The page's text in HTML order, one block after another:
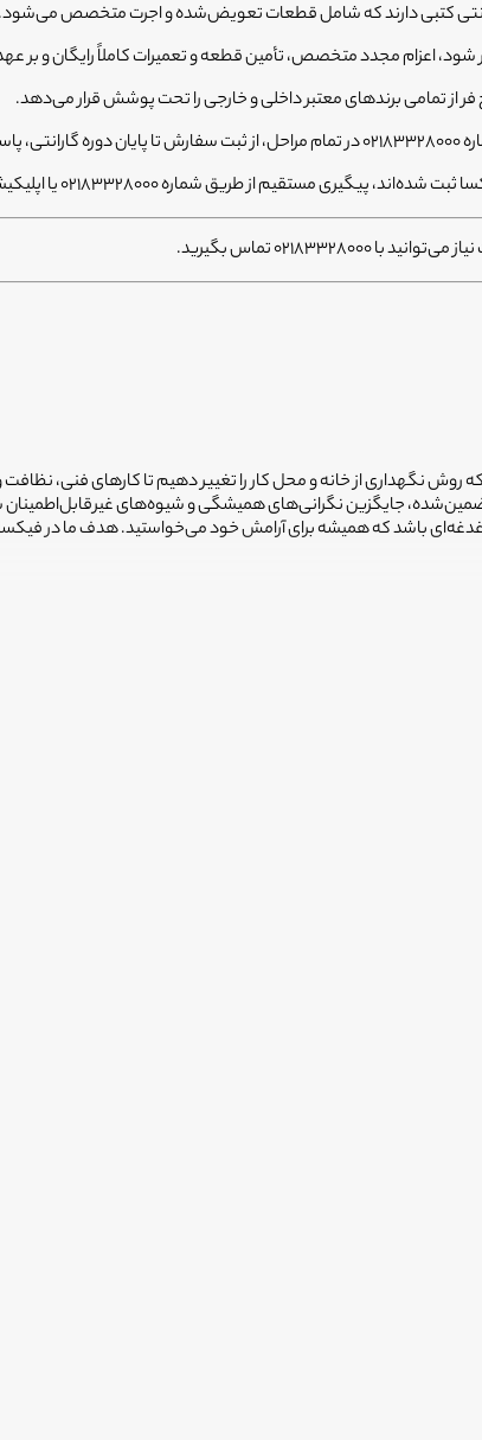
از تمامی برندهای معتبر داخلی و خارجی را تحت پوشش قرار می‌دهد.
از طریق شماره ۰۲۱۸۳۳۲۸۰۰۰ یا اپلیکیشن فیکسا سریع‌ترین راه ممکن است.
تماس بگیرید.
روش نگهداری از خانه و محل کار را تغییر دهیم تا کارهای فنی،
جایگزین نگرانی‌های همیشگی و شیوه‌های
باشد که همیشه برای آرامش خود می‌خواستید. هدف ما در